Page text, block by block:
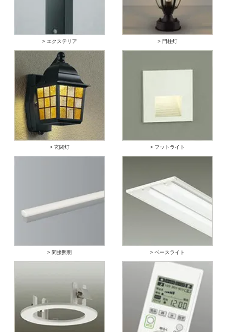
> エクステリア > 門柱灯
> 玄関灯 > フットライト
> 間接照明 > ベースライト